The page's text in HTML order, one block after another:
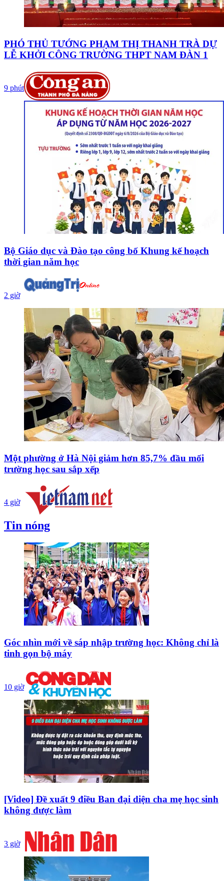
PHÓ THỦ TƯỚNG PHẠM THỊ THANH TRÀ DỰ
LỄ KHỞI CÔNG TRƯỜNG THPT NAM ĐÀN 1
9 phút
Bộ Giáo dục và Đào tạo công bố Khung kế hoạch
thời gian năm học
2 giờ
Một phường ở Hà Nội giảm hơn 85,7% đầu mối
trường học sau sắp xếp
4 giờ
Tin nóng
Góc nhìn mới về sáp nhập trường học: Không chỉ là
tinh gọn bộ máy
10 giờ
[Video] Đề xuất 9 điều Ban đại diện cha mẹ học sinh
không được làm
3 giờ